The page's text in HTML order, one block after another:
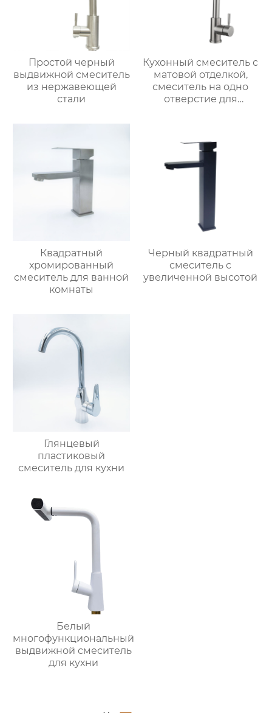
Простой черный
выдвижной смеситель
из нержавеющей
стали
Кухонный смеситель с
матовой отделкой,
смеситель на одно
отверстие для
Квадратный
хромированный
смеситель для ванной
комнаты
Черный квадратный
смеситель с
увеличенной высотой
Глянцевый
пластиковый
смеситель для кухни
Белый
многофункциональный
выдвижной смеситель
для кухни